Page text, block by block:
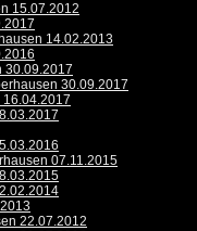
15.07.2012
14.02.2013
30.09.2017
30.09.2017
16.04.2017
07.11.2015
22.07.2012